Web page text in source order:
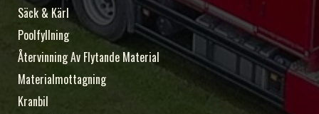
Säck & Kärl
Poolfyllning
Återvinning Av Flytande Material
Materialmottagning
Kranbil